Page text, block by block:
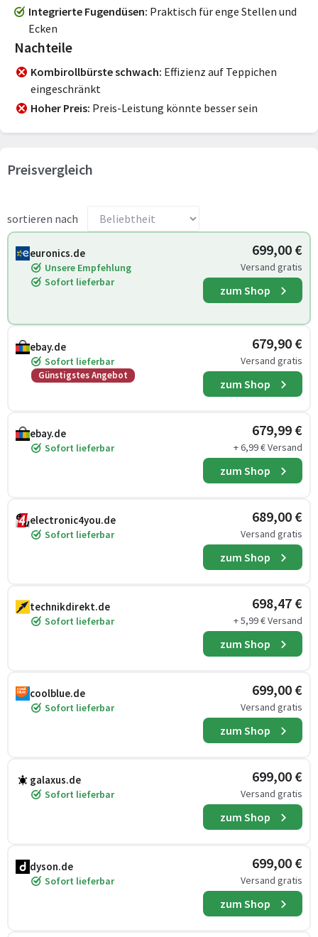
Integrierte Fugendüsen Praktisch für enge Stellen und
Ecken
Nachteile
Kombirollbürste schwach Effizienz auf Teppichen
eingeschränkt
Hoher Preis Preis-Leistung könnte besser sein
Preisvergleich
sortieren nach
euronics.de
Unsere Empfehlung
Sofort lieferbar
699,00 €
Versand gratis
zum Shop
ebay.de
Sofort lieferbar
Günstigstes Angebot
679,90 €
Versand gratis
zum Shop
ebay.de
Sofort lieferbar
679,99 €
+ 6,99 € Versand
zum Shop
electronic4you.de
Sofort lieferbar
689,00 €
Versand gratis
zum Shop
technikdirekt.de
Sofort lieferbar
698,47 €
+ 5,99 € Versand
zum Shop
coolblue.de
Sofort lieferbar
699,00 €
Versand gratis
zum Shop
galaxus.de
Sofort lieferbar
699,00 €
Versand gratis
zum Shop
dyson.de
Sofort lieferbar
699,00 €
Versand gratis
zum Shop